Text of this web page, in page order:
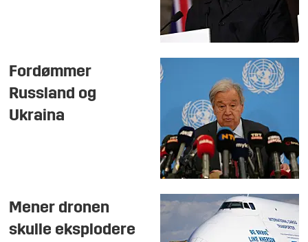
Fordømmer
Russland og
Ukraina
Mener dronen
skulle eksplodere